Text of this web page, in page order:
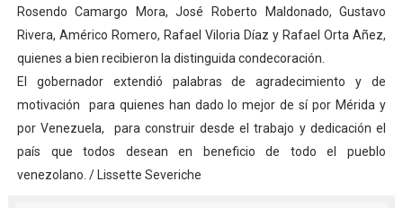
Rosendo Camargo Mora, José Roberto Maldonado, Gustavo
Rivera, Américo Romero, Rafael Viloria Díaz y Rafael Orta Añez,
quienes a bien recibieron la distinguida condecoración.
El gobernador extendió palabras de agradecimiento y de
motivación para quienes han dado lo mejor de sí por Mérida y
por Venezuela, para construir desde el trabajo y dedicación el
país que todos desean en beneficio de todo el pueblo
venezolano. / Lissette Severiche